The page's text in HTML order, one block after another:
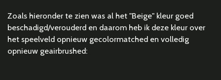
Zoals hieronder te zien was al het "Beige" kleur goed
beschadigd/verouderd en daarom heb ik deze kleur over
het speelveld opnieuw gecolormatched en volledig
opnieuw geairbrushed: